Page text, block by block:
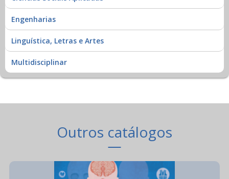
Engenharias
Linguística, Letras e Artes
Multidisciplinar
Outros catálogos